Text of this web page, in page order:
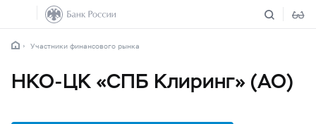
Участники финансового рынка
НКО-ЦК «СПБ Клиринг» (АО)